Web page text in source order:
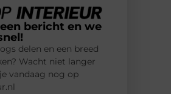
bericht en we
delen en een breed
Wacht niet langer
vandaag nog op